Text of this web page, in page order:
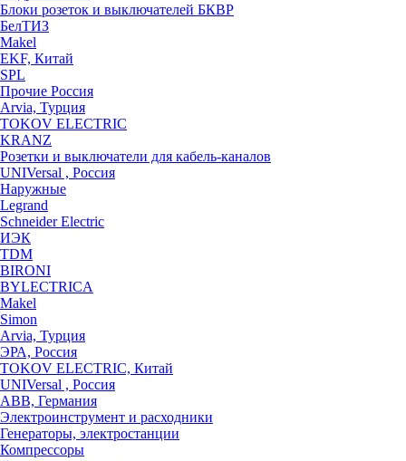
Блоки розеток и выключателей БКВР
БелТИЗ
Makel
EKF, Китай
SPL
Прочие Россия
Arvia, Турция
TOKOV ELECTRIC
KRANZ
Розетки и выключатели для кабель-каналов
UNIVersal , Россия
Наружные
Legrand
Schneider Electric
ИЭК
TDM
BIRONI
BYLECTRICA
Makel
Simon
Arvia, Турция
ЭРА, Россия
TOKOV ELECTRIC, Китай
UNIVersal , Россия
ABB, Германия
Электроинструмент и расходники
Генераторы, электростанции
Компрессоры